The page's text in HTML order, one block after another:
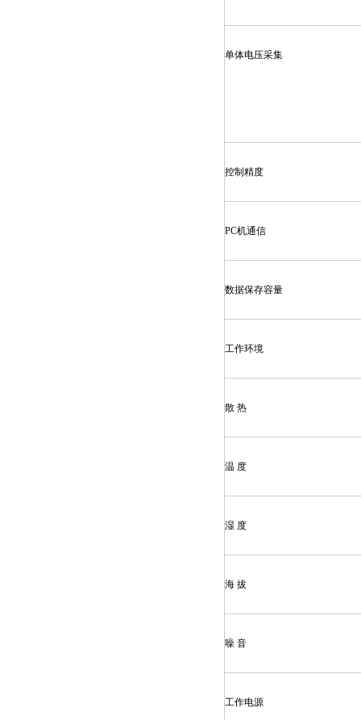
单体电压采集
控制精度
PC机通信
数据保存容量
工作环境
散 热
温 度
湿 度
海 拔
噪 音
工作电源